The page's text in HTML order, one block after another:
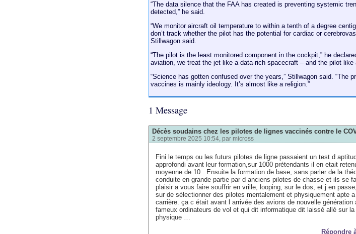
“The data silence that the FAA has created is preventing systemic
detected,” he said.
“We monitor aircraft oil temperature to within a tenth of a degree
don’t track whether the pilot has the potential for cardiac or
Stillwagon said.
“The pilot is the least monitored component in the cockpit,” he
aviation, we treat the jet like a data-rich spacecraft – and the pilot like
“Science has gotten confused over the years,” Stillwagon said. “The
vaccines is mainly ideology. It’s almost like a religion.”
1 Message
Décès soudains chez les pilotes de lignes vaccinés contre le
2 septembre 2025 10:54, par micross
Fini le temps ou les futurs pilotes de ligne passaient un test d
approfondi avant leur formation,sur 1000 prétendants il en etait
moyenne de 10 . Ensuite la formation de base, sans parler de la
conduite en grande partie par d anciens pilotes de chasse et ils se
plaisir a vous faire souffrir en vrille, looping, sur le dos, et j en
sur de sélectionner des pilotes mentalement et physiquement apte
carrière. ça c était avant l arrivée des avions de nouvelle génération
fameux ordinateurs de vol et qui dit informatique dit laissé allé sur
physique …
Répondre